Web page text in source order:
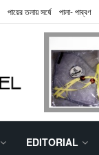
পায়ের তলায় সর্ষে পালা- পাব্বণ
EDITORIAL